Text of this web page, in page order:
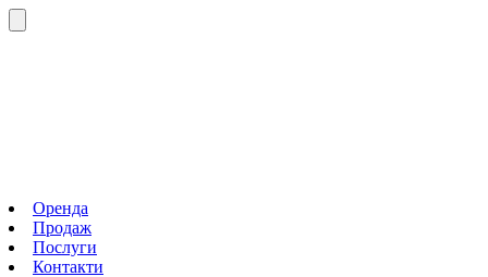
Оренда
Продаж
Послуги
Контакти